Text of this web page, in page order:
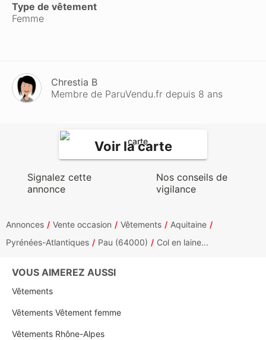
Type de vêtement
Femme
Chrestia B
Membre de ParuVendu.fr depuis 8 ans
Voir la carte
Signalez cette
annonce
Nos conseils de
vigilance
Annonces Vente occasion Vêtements
Aquitaine
Pyrénées-Atlantiques
Pau (64000) Col en laine...
VOUS AIMEREZ AUSSI
Vêtements
Vêtements Vêtement femme
Vêtements Rhône-Alpes